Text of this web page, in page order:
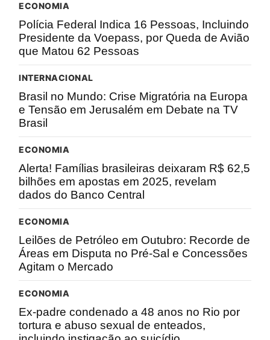
ECONOMIA
Polícia Federal Indica 16 Pessoas, Incluindo
Presidente da Voepass, por Queda de Avião
que Matou 62 Pessoas
INTERNACIONAL
Brasil no Mundo: Crise Migratória na Europa
e Tensão em Jerusalém em Debate na TV
Brasil
ECONOMIA
Alerta! Famílias brasileiras deixaram R$ 62,5
bilhões em apostas em 2025, revelam
dados do Banco Central
ECONOMIA
Leilões de Petróleo em Outubro: Recorde de
Áreas em Disputa no Pré-Sal e Concessões
Agitam o Mercado
ECONOMIA
Ex-padre condenado a 48 anos no Rio por
tortura e abuso sexual de enteados,